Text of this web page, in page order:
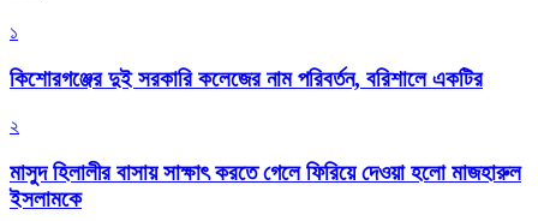
১
কিশোরগঞ্জের দুই সরকারি কলেজের নাম পরিবর্তন, বরিশালে একটির
২
মাসুদ হিলালীর বাসায় সাক্ষাৎ করতে গেলে ফিরিয়ে দেওয়া হলো মাজহারুল
ইসলামকে